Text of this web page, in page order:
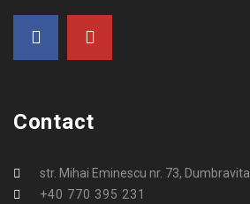
Contact
str. Mihai Eminescu nr. 73, Dumbravita
+40 770 395 231